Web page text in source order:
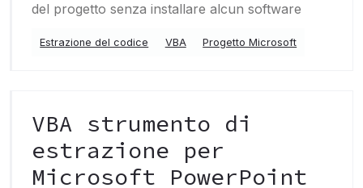
del progetto senza installare alcun software
Estrazione del codice VBA Progetto Microsoft
VBA strumento di
estrazione per
Microsoft PowerPoint